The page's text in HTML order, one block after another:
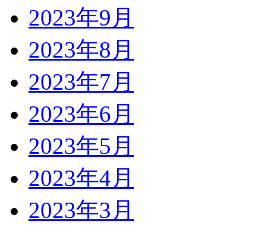
2023年9月
2023年8月
2023年7月
2023年6月
2023年5月
2023年4月
2023年3月